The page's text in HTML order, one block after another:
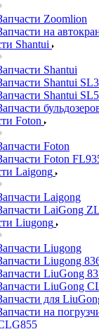
Zoomlion
на
Shantui
Shantui
Shantui
Shantui
Foton
Foton
Foton
Laigong
Laigong
LaiGong
Liugong
Liugong
Liugong
LiuGong
LiuGong
для
на